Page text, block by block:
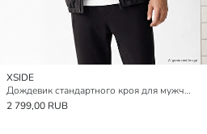
XSIDE
Дождевик стандартного кроя для мужчин
2 799,00 RUB